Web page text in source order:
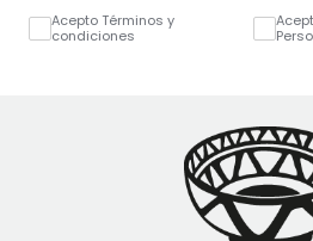
Acepto Términos y
condiciones